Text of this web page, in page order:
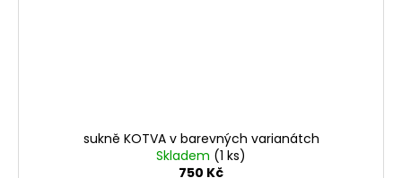
sukně KOTVA v barevných varianátch
Skladem (1 ks)
750 Kč